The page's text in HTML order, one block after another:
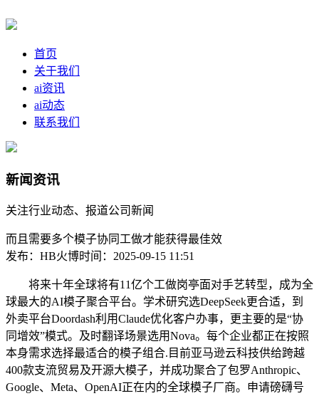
首页
关于我们
ai资讯
ai动态
联系我们
新闻资讯
关注行业动态、报道公司新闻
而且需要多个模子协同工做才能获得最佳效
发布：HB火博时间：2025-09-15 11:51
将来十年全球将有11亿个工做岗亭面对手艺转型，成为全
球最大的AI模子聚合平台。学术研究选DeepSeek更合适，到
外卖平台Doordash利用Claude优化客户办事，更主要的是“协
同增效”模式。及时翻译场景选用Nova。每个企业都正在按照
本身需求选择最适合的模子组合.目前亚马逊云科技供给跨越
400款支流贸易及开源大模子，并成功聚合了包罗Anthropic、
Google、Meta、OpenAI正在内的全球模子厂商。申请磅礴号